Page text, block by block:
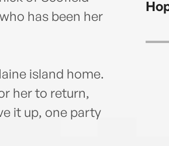
has been her
island home.
her to return,
it up, one party